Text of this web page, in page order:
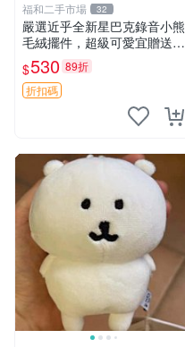
福和二手市場 32
嚴選近乎全新星巴克錄音小熊
毛絨擺件，超級可愛宜贈送掛
飾 錄音小熊 毛絨擺件 贈品
$530 89折
折扣碼